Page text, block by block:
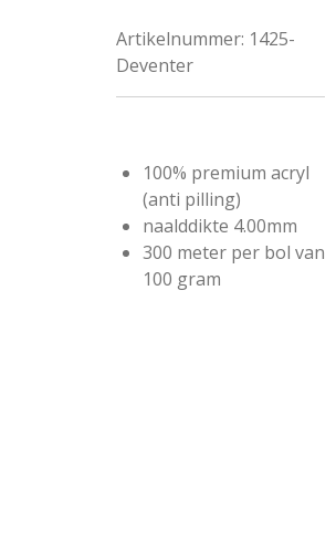
Artikelnummer: 1425-
Deventer
100% premium acryl
(anti pilling)
naalddikte 4.00mm
300 meter per bol van
100 gram